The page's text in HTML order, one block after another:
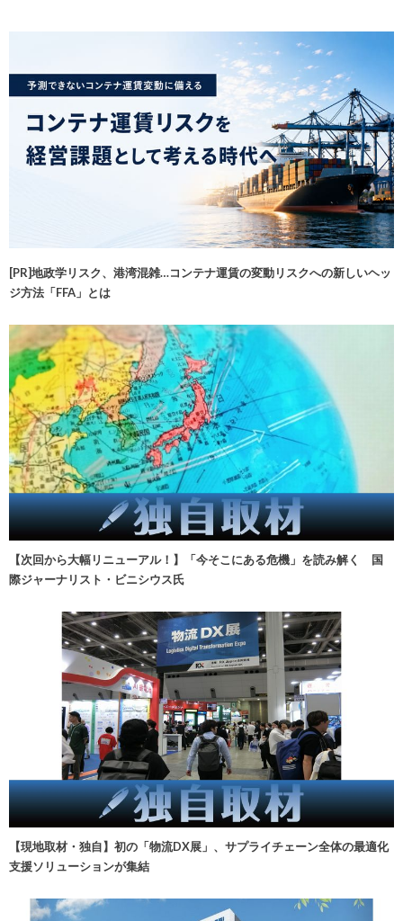
[PR]地政学リスク、港湾混雑…コンテナ運賃の変動リスクへの新しいヘッ
ジ方法「FFA」とは
【次回から大幅リニューアル！】「今そこにある危機」を読み解く 国
際ジャーナリスト・ビニシウス氏
【現地取材・独自】初の「物流DX展」、サプライチェーン全体の最適化
支援ソリューションが集結